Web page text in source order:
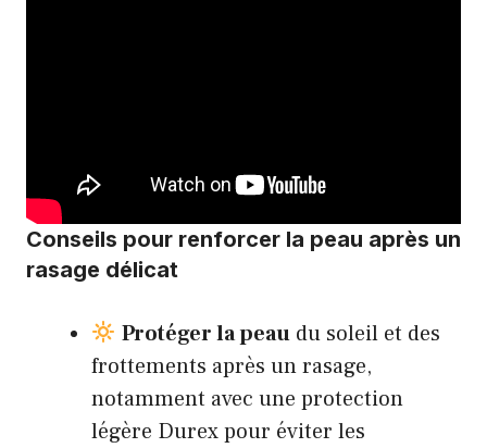
Conseils pour renforcer la peau après un
rasage délicat
Protéger la peaudu soleil et des
frottements après un rasage,
notamment avec une protection
légère Durex pour éviter les